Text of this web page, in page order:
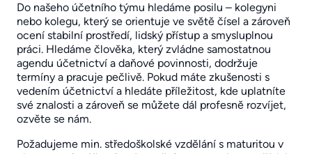
Do našeho účetního týmu hledáme posilu – kolegyni
nebo kolegu, který se orientuje ve světě čísel a zároveň
ocení stabilní prostředí, lidský přístup a smysluplnou
práci. Hledáme člověka, který zvládne samostatnou
agendu účetnictví a daňové povinnosti, dodržuje
termíny a pracuje pečlivě. Pokud máte zkušenosti s
vedením účetnictví a hledáte příležitost, kde uplatníte
své znalosti a zároveň se můžete dál profesně rozvíjet,
ozvěte se nám.
Požadujeme min. středoškolské vzdělání s maturitou v